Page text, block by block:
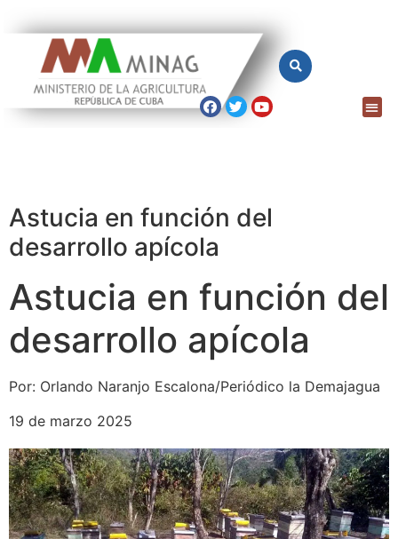
Astucia en función del
desarrollo apícola
Astucia en función del
desarrollo apícola
Por: Orlando Naranjo Escalona/Periódico la Demajagua
19 de marzo 2025